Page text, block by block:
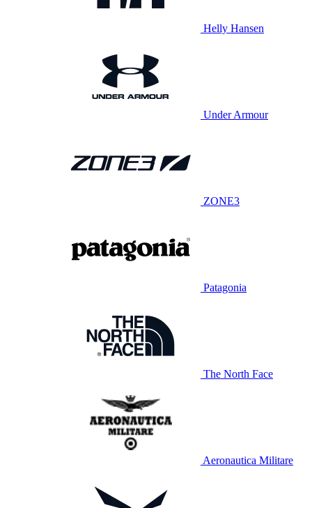
Helly Hansen
Under Armour
ZONE3
Patagonia
The North Face
Aeronautica Militare